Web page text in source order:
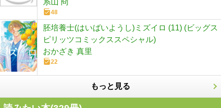
48
胚培養士(はいばいようし)ミズイロ (11) (ビッグス
ピリッツコミックススペシャル)
おかざき 真里
22
もっと見る